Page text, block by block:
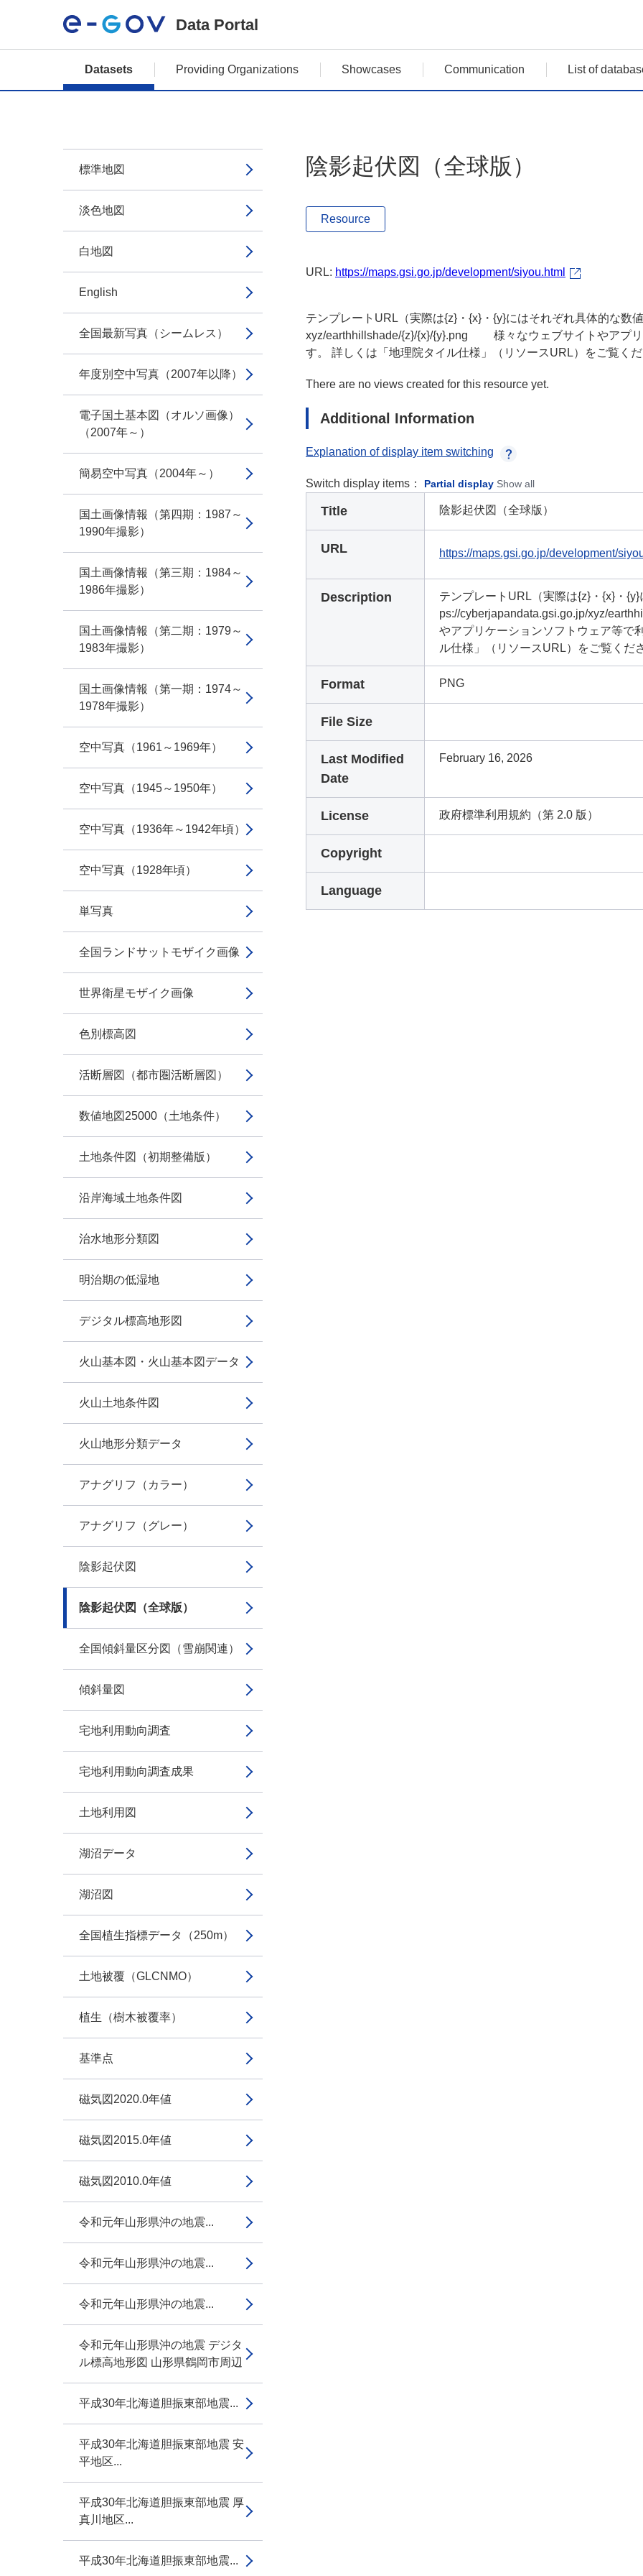
Data Portal
Datasets Providing Organizations Showcases Communication List of
標準地図
淡色地図
白地図
English
全国最新写真（シームレス）
年度別空中写真（2007年以降）
電子国土基本図（オルソ画像）
（2007年～）
簡易空中写真（2004年～）
国土画像情報（第四期：1987～
1990年撮影）
国土画像情報（第三期：1984～
1986年撮影）
国土画像情報（第二期：1979～
1983年撮影）
国土画像情報（第一期：1974～
1978年撮影）
空中写真（1961～1969年）
空中写真（1945～1950年）
空中写真（1936年～1942年頃）
空中写真（1928年頃）
単写真
全国ランドサットモザイク画像
世界衛星モザイク画像
色別標高図
活断層図（都市圏活断層図）
数値地図25000（土地条件）
土地条件図（初期整備版）
沿岸海域土地条件図
治水地形分類図
明治期の低湿地
デジタル標高地形図
火山基本図・火山基本図データ
火山土地条件図
火山地形分類データ
アナグリフ（カラー）
アナグリフ（グレー）
陰影起伏図
陰影起伏図（全球版）
全国傾斜量区分図（雪崩関連）
傾斜量図
宅地利用動向調査
宅地利用動向調査成果
土地利用図
湖沼データ
湖沼図
全国植生指標データ（250m）
土地被覆（GLCNMO）
植生（樹木被覆率）
基準点
磁気図2020.0年値
磁気図2015.0年値
磁気図2010.0年値
令和元年山形県沖の地震...
令和元年山形県沖の地震...
令和元年山形県沖の地震...
令和元年山形県沖の地震 デジタ
ル標高地形図 山形県鶴岡市周辺
平成30年北海道胆振東部地震...
平成30年北海道胆振東部地震 安
平地区...
平成30年北海道胆振東部地震 厚
真川地区...
平成30年北海道胆振東部地震...
陰影起伏図（全球版）
Resource
URL: https://maps.gsi.go.jp/development/siyou.html
テンプレートURL（実際は{z}・{x}・{y}にはそれぞれ具体的な
xyz/earthhillshade/{z}/{x}/{y}.png 様々なウェブサイトやアプリ
す。 詳しくは「地理院タイル仕様」（リソースURL）をご覧く
There are no views created for this resource yet.
Additional Information
Explanation of display item switching
Switch display items： Partial display Show all
Title 陰影起伏図（全球版）
URL https://maps.gsi.go.jp/development/
Description
テンプレートURL（実際は{z}・{x}
ps://cyberjapandata.gsi.go.jp/xyz/
やアプリケーションソフトウェア等で
ル仕様」（リソースURL）をご覧くだ
Format PNG
File Size
Last Modified
Date
February 16, 2026
License 政府標準利用規約（第 2.0 版）
Copyright
Language